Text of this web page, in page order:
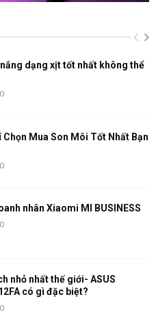
dạng xịt tốt nhất không thể
0
Chọn Mua Son Môi Tốt Nhất Bạn
0
nhân Xiaomi MI BUSINESS
0
nhỏ nhất thế giới- ASUS
có gì đặc biệt?
0